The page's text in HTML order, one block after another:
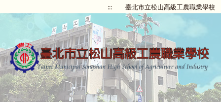
::: 臺北市立松山高級工農職業學校